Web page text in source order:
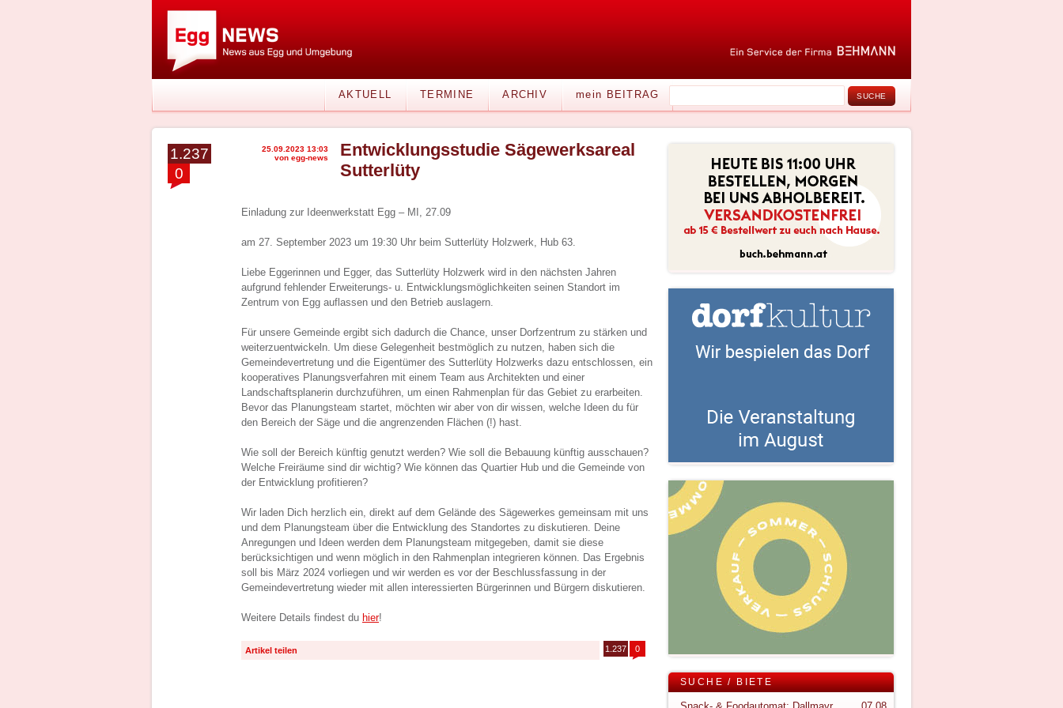
AKTUELL TERMINE ARCHIV mein BEITRAG
1.237
0
25.09.2023 13:03
von egg-news
Entwicklungsstudie Sägewerksareal
Sutterlüty
Einladung zur Ideenwerkstatt Egg – MI, 27.09
am 27. September 2023 um 19:30 Uhr beim Sutterlüty Holzwerk, Hub 63.
Liebe Eggerinnen und Egger, das Sutterlüty Holzwerk wird in den nächsten Jahren
aufgrund fehlender Erweiterungs- u. Entwicklungsmöglichkeiten seinen Standort im
Zentrum von Egg auflassen und den Betrieb auslagern.
Für unsere Gemeinde ergibt sich dadurch die Chance, unser Dorfzentrum zu stärken und
weiterzuentwickeln. Um diese Gelegenheit bestmöglich zu nutzen, haben sich die
Gemeindevertretung und die Eigentümer des Sutterlüty Holzwerks dazu entschlossen, ein
kooperatives Planungsverfahren mit einem Team aus Architekten und einer
Landschaftsplanerin durchzuführen, um einen Rahmenplan für das Gebiet zu erarbeiten.
Bevor das Planungsteam startet, möchten wir aber von dir wissen, welche Ideen du für
den Bereich der Säge und die angrenzenden Flächen (!) hast.
Wie soll der Bereich künftig genutzt werden? Wie soll die Bebauung künftig ausschauen?
Welche Freiräume sind dir wichtig? Wie können das Quartier Hub und die Gemeinde von
der Entwicklung profitieren?
Wir laden Dich herzlich ein, direkt auf dem Gelände des Sägewerkes gemeinsam mit uns
und dem Planungsteam über die Entwicklung des Standortes zu diskutieren. Deine
Anregungen und Ideen werden dem Planungsteam mitgegeben, damit sie diese
berücksichtigen und wenn möglich in den Rahmenplan integrieren können. Das Ergebnis
soll bis März 2024 vorliegen und wir werden es vor der Beschlussfassung in der
Gemeindevertretung wieder mit allen interessierten Bürgerinnen und Bürgern diskutieren.
Weitere Details findest du hier!
Artikel teilen 1.237 0
SUCHE / BIETE